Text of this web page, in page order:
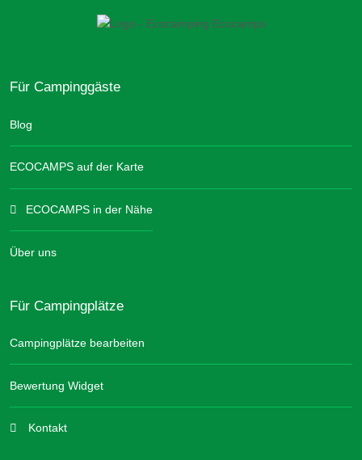
Für Campinggäste
Blog
ECOCAMPS auf der Karte
ECOCAMPS in der Nähe
Über uns
Für Campingplätze
Campingplätze bearbeiten
Bewertung Widget
Kontakt